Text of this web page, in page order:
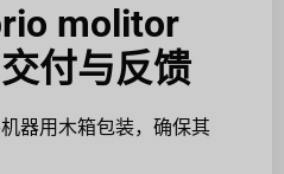
molitor
付与反馈
器用木箱包装，确保其